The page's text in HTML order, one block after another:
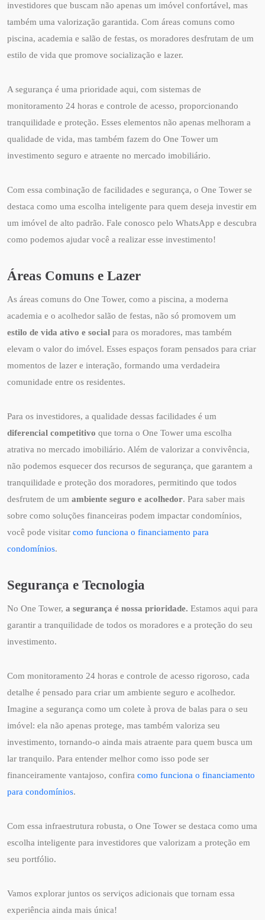
investidores que buscam não apenas um imóvel confortável, mas
também uma valorização garantida. Com áreas comuns como
piscina, academia e salão de festas, os moradores desfrutam de um
estilo de vida que promove socialização e lazer.
A segurança é uma prioridade aqui, com sistemas de
monitoramento 24 horas e controle de acesso, proporcionando
tranquilidade e proteção. Esses elementos não apenas melhoram a
qualidade de vida, mas também fazem do One Tower um
investimento seguro e atraente no mercado imobiliário.
Com essa combinação de facilidades e segurança, o One Tower se
destaca como uma escolha inteligente para quem deseja investir em
um imóvel de alto padrão. Fale conosco pelo WhatsApp e descubra
como podemos ajudar você a realizar esse investimento!
Áreas Comuns e Lazer
As áreas comuns do One Tower, como a piscina, a moderna
academia e o acolhedor salão de festas, não só promovem um
estilo de vida ativo e social para os moradores, mas também
elevam o valor do imóvel. Esses espaços foram pensados para criar
momentos de lazer e interação, formando uma verdadeira
comunidade entre os residentes.
Para os investidores, a qualidade dessas facilidades é um
diferencial competitivo que torna o One Tower uma escolha
atrativa no mercado imobiliário. Além de valorizar a convivência,
não podemos esquecer dos recursos de segurança, que garantem a
tranquilidade e proteção dos moradores, permitindo que todos
desfrutem de um ambiente seguro e acolhedor. Para saber mais
sobre como soluções financeiras podem impactar condomínios,
você pode visitar como funciona o financiamento para
condomínios.
Segurança e Tecnologia
No One Tower, a segurança é nossa prioridade. Estamos aqui para
garantir a tranquilidade de todos os moradores e a proteção do seu
investimento.
Com monitoramento 24 horas e controle de acesso rigoroso, cada
detalhe é pensado para criar um ambiente seguro e acolhedor.
Imagine a segurança como um colete à prova de balas para o seu
imóvel: ela não apenas protege, mas também valoriza seu
investimento, tornando-o ainda mais atraente para quem busca um
lar tranquilo. Para entender melhor como isso pode ser
financeiramente vantajoso, confira como funciona o financiamento
para condomínios.
Com essa infraestrutura robusta, o One Tower se destaca como uma
escolha inteligente para investidores que valorizam a proteção em
seu portfólio.
Vamos explorar juntos os serviços adicionais que tornam essa
experiência ainda mais única!